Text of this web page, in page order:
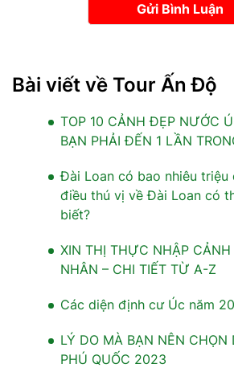
Gửi Bình Luận
Bài viết về Tour Ấn Độ
TOP 10 CẢNH ĐẸP NƯỚC
BẠN PHẢI ĐẾN 1 LẦN
Đài Loan có bao nhiêu triệu
điều thú vị về Đài Loan có
biết?
XIN THỊ THỰC NHẬP
NHÂN – CHI TIẾT TỪ A-Z
Các diện định cư Úc năm
LÝ DO MÀ BẠN NÊN CHỌN
PHÚ QUỐC 2023